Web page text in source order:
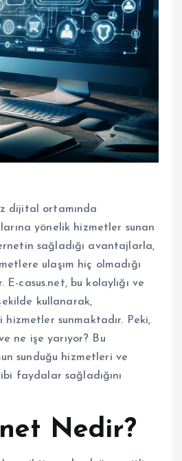
dijital ortamında
yönelik hizmetler sunan
sağladığı avantajlarla,
ulaşım hiç olmadığı
E-casus.net, bu kolaylığı ve
kullanarak,
hizmetler sunmaktadır. Peki,
ne işe yarıyor? Bu
sunduğu hizmetleri ve
faydalar sağladığını
Nedir?